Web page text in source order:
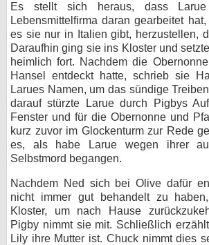
Es stellt sich heraus, dass
Lebensmittelfirma daran gearbeitet
es sie nur in Italien gibt, herzustellen,
Daraufhin ging sie ins Kloster und
heimlich fort. Nachdem die
Hansel entdeckt hatte, schrieb sie
Larues Namen, um das sündige
darauf stürzte Larue durch Pigbys
Fenster und für die Obernonne und
kurz zuvor im Glockenturm zur Rede
es, als habe Larue wegen ihrer
Selbstmord begangen.
Nachdem Ned sich bei Olive dafür
nicht immer gut behandelt zu
Kloster, um nach Hause
Pigby nimmt sie mit. Schließlich
Lily ihre Mutter ist. Chuck nimmt dies